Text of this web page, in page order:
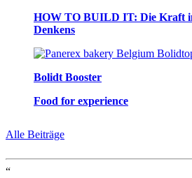
HOW TO BUILD IT: Die Kraft
Denkens
Bolidt Booster
Food for experience
Alle Beiträge
“